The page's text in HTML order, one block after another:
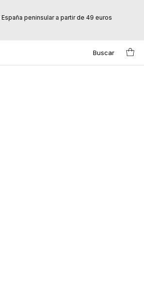
peninsular a partir de 49 euros
Buscar